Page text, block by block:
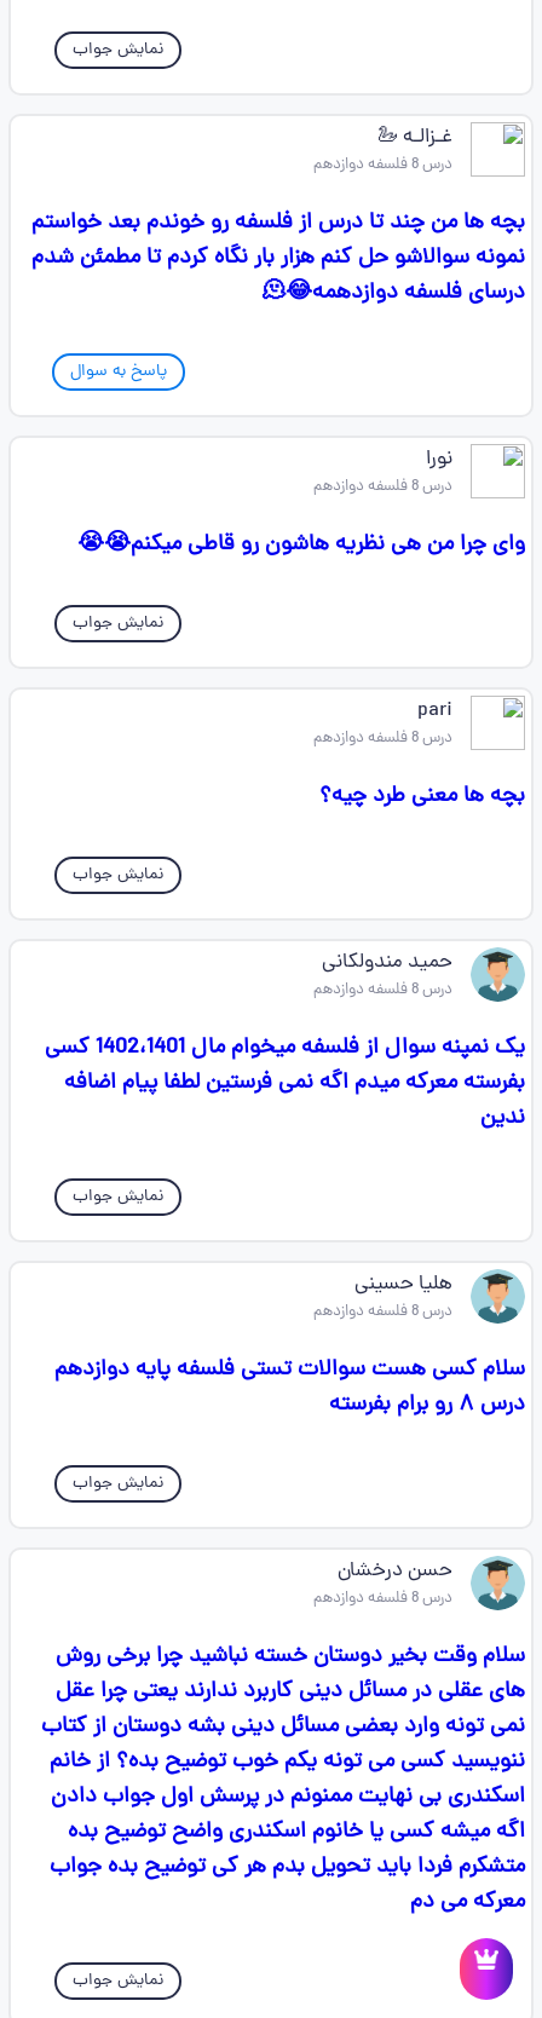
نمایش جواب
غـزالـه 🦢
درس 8 فلسفه دوازدهم
بچه ها من چند تا درس از فلسفه رو خوندم بعد خواستم
نمونه سوالاشو حل کنم هزار بار نگاه کردم تا مطمئن شدم
درسای فلسفه دوازدهمه😂🫠
پاسخ به سوال
نورا
درس 8 فلسفه دوازدهم
وای چرا من هی نظریه هاشون رو قاطی میکنم😭😭
نمایش جواب
pari
درس 8 فلسفه دوازدهم
بچه ها معنی طرد چیه؟
نمایش جواب
حمید مندولکانی
درس 8 فلسفه دوازدهم
یک نمپنه سوال از فلسفه میخوام مال 1402،1401 کسی
بفرسته معرکه میدم اگه نمی فرستین لطفا پیام اضافه
ندین
نمایش جواب
هلیا حسینی
درس 8 فلسفه دوازدهم
سلام کسی هست سوالات تستی فلسفه پایه دوازدهم
درس ۸ رو برام بفرسته
نمایش جواب
حسن درخشان
درس 8 فلسفه دوازدهم
سلام وقت بخیر دوستان خسته نباشید چرا برخی روش
های عقلی در مسائل دینی کاربرد ندارند یعتی چرا عقل
نمی تونه وارد بعضی مسائل دینی بشه دوستان از کتاب
ننویسید کسی می تونه یکم خوب توضیح بده؟ از خانم
اسکندری بی نهایت ممنونم در پرسش اول جواب دادن
اگه میشه کسی یا خانوم اسکندری واضح توضیح بده
متشکرم فردا باید تحویل بدم هر کی توضیح بده جواب
معرکه می دم
نمایش جواب